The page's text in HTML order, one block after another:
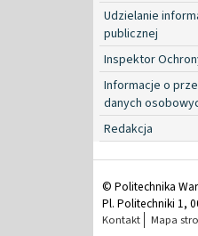
Udzielanie
publicznej
Inspektor
Informacje o
danych
Redakcja
© Politechnika
Pl. Politechniki 1,
Kontakt Mapa